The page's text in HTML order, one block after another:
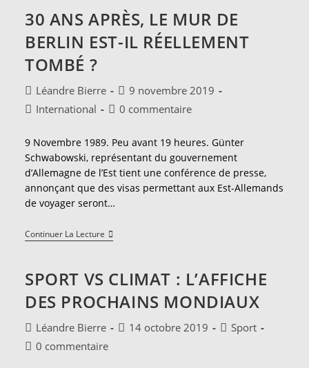
Américaines
30 ANS APRÈS, LE MUR DE
BERLIN EST-IL RÉELLEMENT
TOMBÉ ?
Auteur/autrice
de
Léandre Bierre
Publication
publiée :
9 novembre 2019
PostInternational
Commentaires
la
publication :
0 commentaire
9 Novembre 1989. Peu avant 19 heures. Günter
Schwabowski, représentant du gouvernement
d’Allemagne de l’Est tient une conférence de presse,
annonçant que des visas permettant aux Est-Allemands
de voyager seront…
Continuer La Lecture30
Ans
Mur
De
Berlin
Est-
Réellement
Tombé
SPORT VS CLIMAT : L’AFFICHE
DES PROCHAINS MONDIAUX
Auteur/autrice
de
Léandre Bierre
Publication
14 octobre 2019
PostSport
Commentaires
0 commentaire